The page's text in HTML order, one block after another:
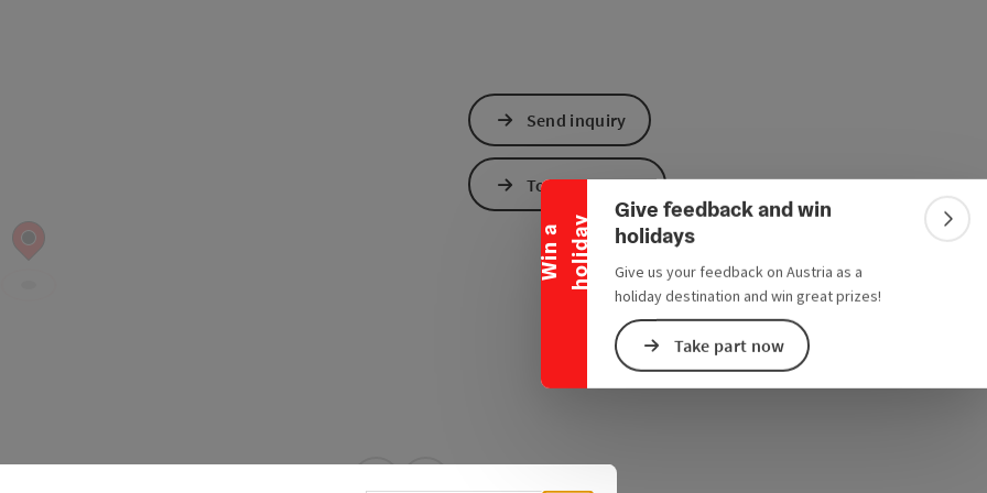
W
i
n
a
h
o
l
i
d
a y
Collapse banner
Give feedback and win
holidays
Give us your feedback on Austria as a
holiday destination and win great prizes!
Take part now
Send inquiry
To the website